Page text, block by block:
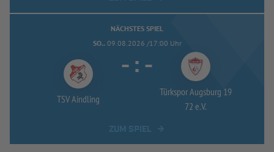
NÄCHSTES SPIEL
SO.. 09.08.2026 /17:00 Uhr
TSV Aindling
- : -
Türkspor Augsburg 19
72 e.V.